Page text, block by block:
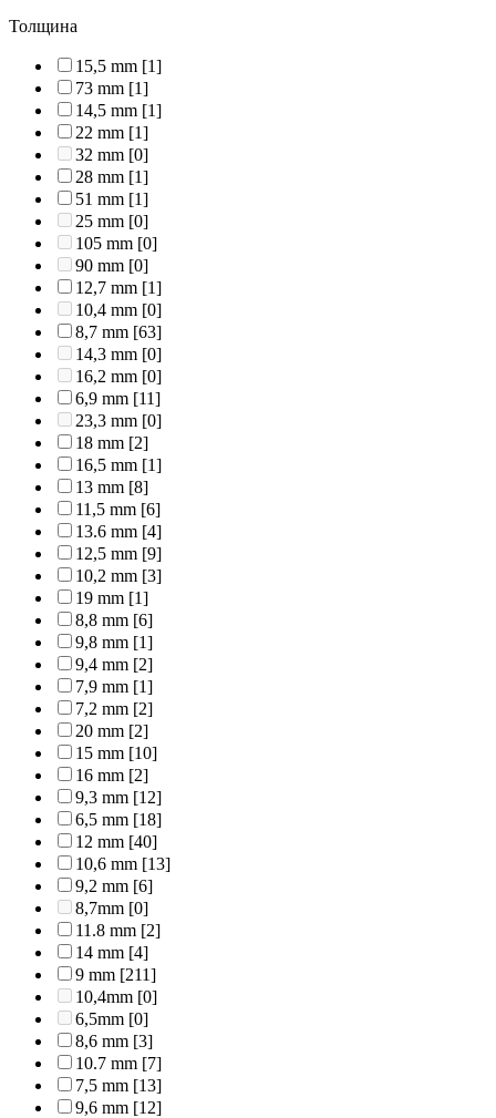
Толщина
15,5 mm [1]
73 mm [1]
14,5 mm [1]
22 mm [1]
32 mm [0]
28 mm [1]
51 mm [1]
25 mm [0]
105 mm [0]
90 mm [0]
12,7 mm [1]
10,4 mm [0]
8,7 mm [63]
14,3 mm [0]
16,2 mm [0]
6,9 mm [11]
23,3 mm [0]
18 mm [2]
16,5 mm [1]
13 mm [8]
11,5 mm [6]
13.6 mm [4]
12,5 mm [9]
10,2 mm [3]
19 mm [1]
8,8 mm [6]
9,8 mm [1]
9,4 mm [2]
7,9 mm [1]
7,2 mm [2]
20 mm [2]
15 mm [10]
16 mm [2]
9,3 mm [12]
6,5 mm [18]
12 mm [40]
10,6 mm [13]
9,2 mm [6]
8,7mm [0]
11.8 mm [2]
14 mm [4]
9 mm [211]
10,4mm [0]
6,5mm [0]
8,6 mm [3]
10.7 mm [7]
7,5 mm [13]
9,6 mm [12]